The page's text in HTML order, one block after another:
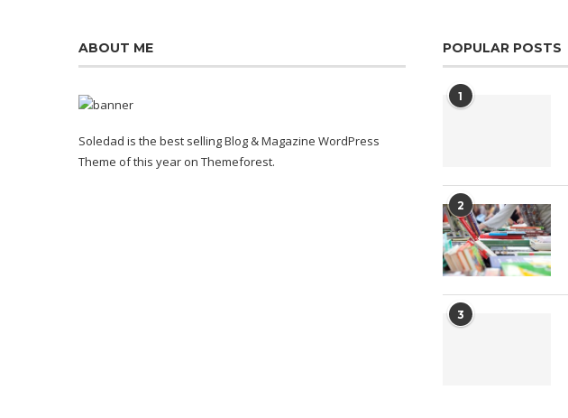
ABOUT ME
Soledad is the best selling Blog & Magazine WordPress
Theme of this year on Themeforest.
POPULAR POSTS
1
2
3